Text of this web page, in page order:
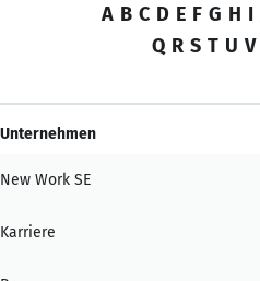
A B C D E F G H I
Q R S T U V
Unternehmen
New Work SE
Karriere